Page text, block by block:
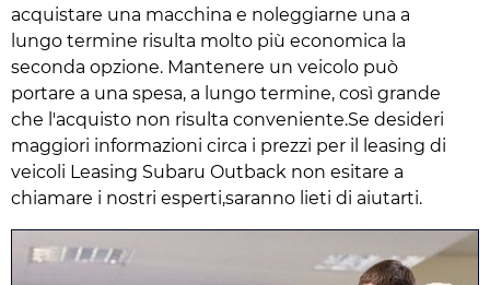
acquistare una macchina e noleggiarne una a
lungo termine risulta molto più economica la
seconda opzione. Mantenere un veicolo può
portare a una spesa, a lungo termine, così grande
che l'acquisto non risulta conveniente.Se desideri
maggiori informazioni circa i prezzi per il leasing di
veicoli Leasing Subaru Outback non esitare a
chiamare i nostri esperti,saranno lieti di aiutarti.